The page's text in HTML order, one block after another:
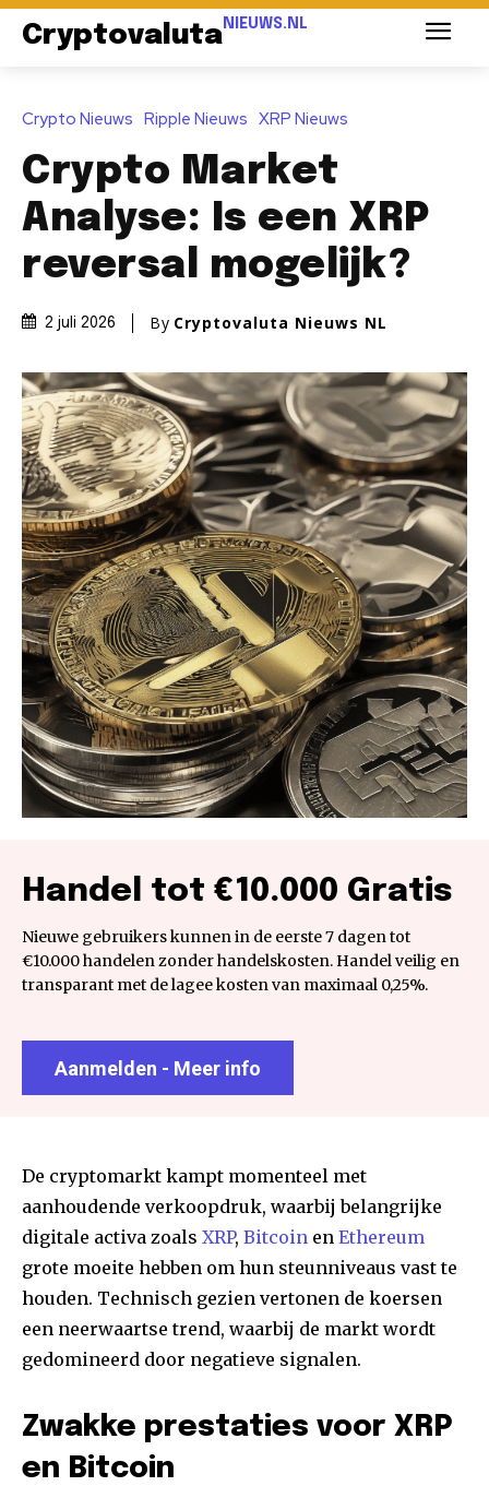
Cryptovaluta NIEUWS.NL
Crypto Nieuws Ripple Nieuws XRP Nieuws
Crypto Market
Analyse: Is een XRP
reversal mogelijk?
2 juli 2026 By Cryptovaluta Nieuws NL
Handel tot €10.000 Gratis
Nieuwe gebruikers kunnen in de eerste 7 dagen tot
€10.000 handelen zonder handelskosten. Handel veilig en
transparant met de lagee kosten van maximaal 0,25%.
Aanmelden - Meer info
De cryptomarkt kampt momenteel met
aanhoudende verkoopdruk, waarbij belangrijke
digitale activa zoals XRP, Bitcoin en Ethereum
grote moeite hebben om hun steunniveaus vast te
houden. Technisch gezien vertonen de koersen
een neerwaartse trend, waarbij de markt wordt
gedomineerd door negatieve signalen.
Zwakke prestaties voor XRP
en Bitcoin